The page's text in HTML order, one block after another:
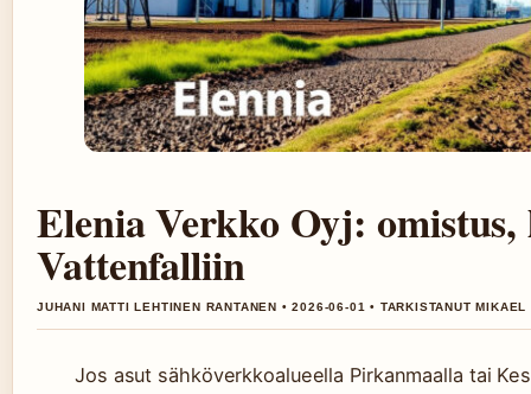
Elenia Verkko Oyj:
Vattenfalliin
JUHANI MATTI LEHTINEN RANTANEN • 2026-06-01 • TARKISTANUT MIKAEL
Jos asut sähköverkkoalueella Pirkanmaalla tai